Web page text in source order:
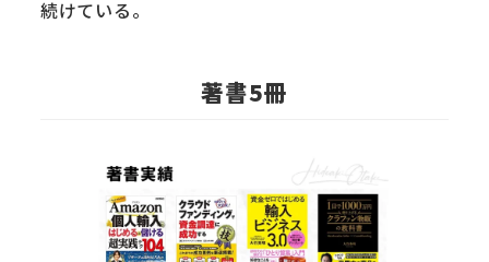
続けている。
著書5冊